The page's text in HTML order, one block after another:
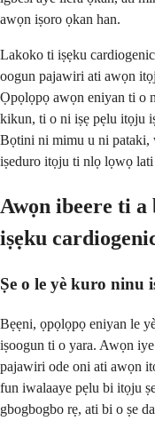
awọn iṣoro ọkan han.
Lakoko ti iṣẹku
oogun pajawiri ati awọn
Ọpọlọpọ awọn eniyan ti o
kikun, ti o ni iṣẹ pẹlu itọju
Bọtini ni mimu u ni pataki,
iṣeduro itọju ti nlọ lọwọ lati
Awọn ibeere ti a
iṣẹku
Ṣe o le yè kuro ninu
Bẹẹni, ọpọlọpọ eniyan le
iṣoogun ti o yara. Awọn
pajawiri ode oni ati awọn
fun iwalaaye pẹlu bi itọju
gbogbogbo rẹ, ati bi o ṣe